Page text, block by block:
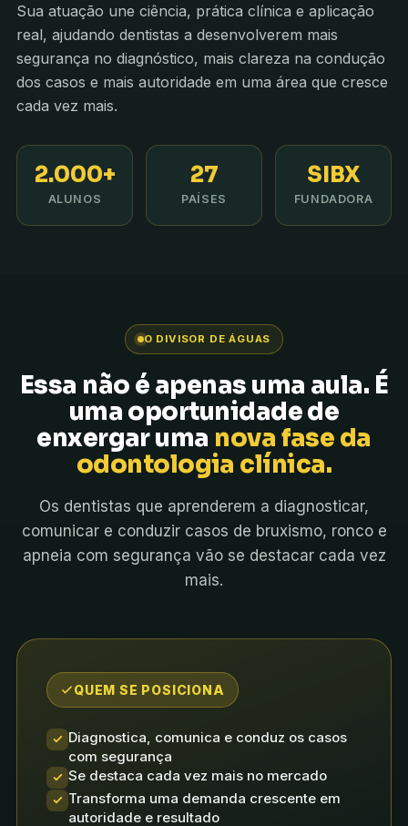
Sua atuação une ciência, prática clínica e aplicação
real, ajudando dentistas a desenvolverem mais
segurança no diagnóstico, mais clareza na condução
dos casos e mais autoridade em uma área que cresce
cada vez mais.
2.000+
ALUNOS
27
PAÍSES
SIBX
FUNDADORA
O DIVISOR DE ÁGUAS
Essa não é apenas uma aula. É
uma oportunidade de
enxergar uma nova fase da
odontologia clínica.
Os dentistas que aprenderem a diagnosticar,
comunicar e conduzir casos de bruxismo, ronco e
apneia com segurança vão se destacar cada vez
mais.
QUEM SE POSICIONA
Diagnostica, comunica e conduz os casos
com segurança
Se destaca cada vez mais no mercado
Transforma uma demanda crescente em
autoridade e resultado